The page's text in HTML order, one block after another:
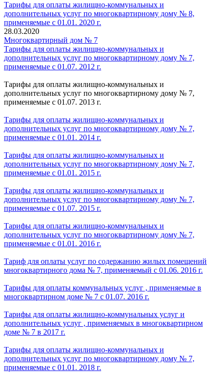
Тарифы для оплаты жилищно-коммунальных и
дополнительных услуг по многоквартирному дому № 8,
применяемые с 01.01. 2020 г.
28.03.2020
Многоквартирный дом № 7
Тарифы для оплаты жилищно-коммунальных и
дополнительных услуг по многоквартирному дому № 7,
применяемые с 01.07. 2012 г.
Тарифы для оплаты жилищно-коммунальных и
дополнительных услуг по многоквартирному дому № 7,
применяемые с 01.07. 2013 г.
Тарифы для оплаты жилищно-коммунальных и
дополнительных услуг по многоквартирному дому № 7,
применяемые с 01.01. 2014 г.
Тарифы для оплаты жилищно-коммунальных и
дополнительных услуг по многоквартирному дому № 7,
применяемые с 01.01. 2015 г.
Тарифы для оплаты жилищно-коммунальных и
дополнительных услуг по многоквартирному дому № 7,
применяемые с 01.07. 2015 г.
Тарифы для оплаты жилищно-коммунальных и
дополнительных услуг по многоквартирному дому № 7,
применяемые с 01.01. 2016 г.
Тариф для оплаты услуг по содержанию жилых помещений
многоквартирного дома № 7, применяемый с 01.06. 2016 г.
Тарифы для оплаты коммунальных услуг , применяемые в
многоквартирном доме № 7 с 01.07. 2016 г.
Тарифы для оплаты жилищно-коммунальных услуг и
дополнительных услуг , применяемых в многоквартирном
доме № 7 в 2017 г.
Тарифы для оплаты жилищно-коммунальных и
дополнительных услуг по многоквартирному дому № 7,
применяемые с 01.01. 2018 г.